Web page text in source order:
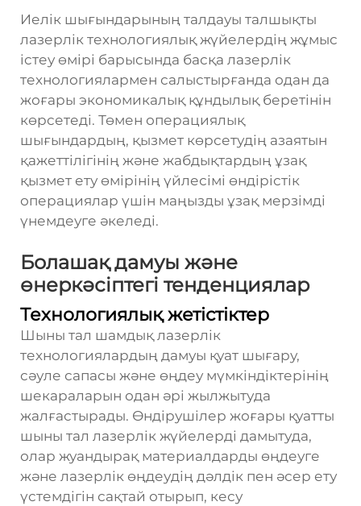
Иелік шығындарының талдауы талшықты
лазерлік технологиялық жүйелердің жұмыс
істеу өмірі барысында басқа лазерлік
технологиялармен салыстырғанда одан да
жоғары экономикалық құндылық беретінін
көрсетеді. Төмен операциялық
шығындардың, қызмет көрсетудің азаятын
қажеттілігінің және жабдықтардың ұзақ
қызмет ету өмірінің үйлесімі өндірістік
операциялар үшін маңызды ұзақ мерзімді
үнемдеуге әкеледі.
Болашақ дамуы және
өнеркәсіптегі тенденциялар
Технологиялық жетістіктер
Шыны тал шамдық лазерлік
технологиялардың дамуы қуат шығару,
сәуле сапасы және өңдеу мүмкіндіктерінің
шекараларын одан әрі жылжытуда
жалғастырады. Өндірушілер жоғары қуатты
шыны тал лазерлік жүйелерді дамытуда,
олар жуандырақ материалдарды өңдеуге
және лазерлік өңдеудің дәлдік пен әсер ету
үстемдігін сақтай отырып, кесу